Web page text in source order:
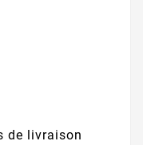
de livraison